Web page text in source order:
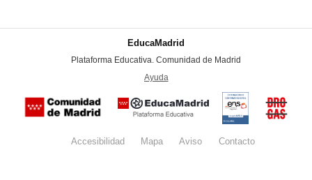
EducaMadrid
Plataforma Educativa. Comunidad de Madrid
Ayuda
Certificación
conformidad
con el
Nacional de
Seguridad
del
Accesibilidad Mapa Aviso legalContacto